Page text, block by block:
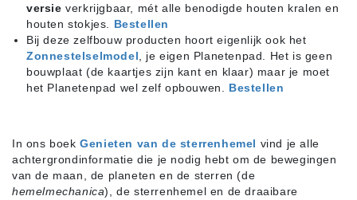
versie verkrijgbaar, mét alle benodigde houten kralen en
houten stokjes. Bestellen
Bij deze zelfbouw producten hoort eigenlijk ook het
Zonnestelselmodel , je eigen Planetenpad. Het is geen
bouwplaat (de kaartjes zijn kant en klaar) maar je moet
het Planetenpad wel zelf opbouwen. Bestellen
In ons boekGenieten van de sterrenhemel vind je alle
achtergrondinformatie die je nodig hebt om de bewegingen
van de maan, de planeten en de sterren (de
hemelmechanica), de sterrenhemel en de draaibare